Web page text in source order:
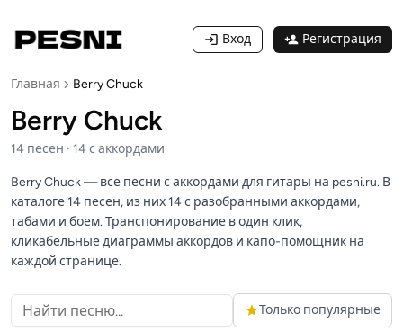
Вход Регистрация
Главная Berry Chuck
Berry Chuck
14 песен · 14с аккордами
Berry Chuck — все песни с аккордами для гитары на pesni.ru. В
каталоге 14 песен, из них 14 с разобранными аккордами,
табами и боем. Транспонирование в один клик,
кликабельные диаграммы аккордов и капо-помощник на
каждой странице.
Только популярные